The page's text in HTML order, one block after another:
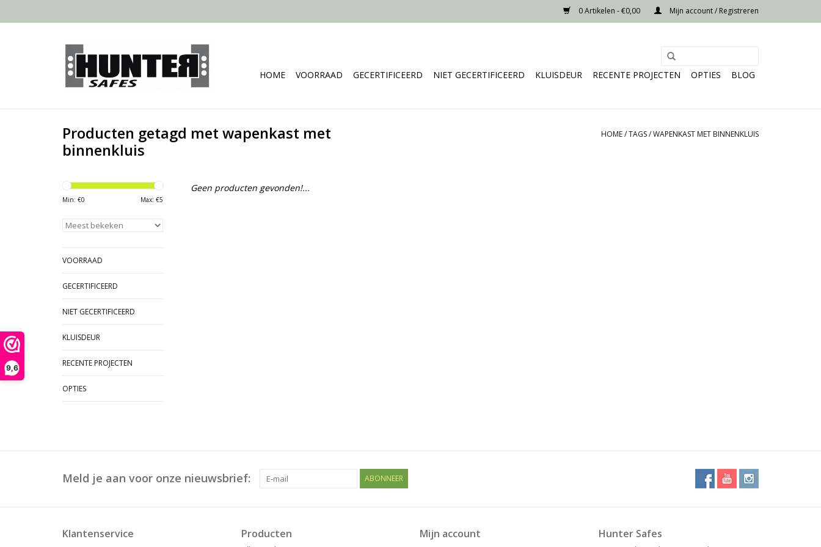
9,6
0 Artikelen - €0,00 Mijn account / Registreren
HOME VOORRAAD GECERTIFICEERD NIET GECERTIFICEERD KLUISDEUR RECENTE PROJECTEN OPTIES BLOG
Producten getagd met wapenkast met
binnenkluis
HOME/TAGS/WAPENKAST MET BINNENKLUIS
Min: €0 Max: €5
VOORRAAD
GECERTIFICEERD
NIET GECERTIFICEERD
KLUISDEUR
RECENTE PROJECTEN
OPTIES
Geen producten gevonden!...
Meld je aan voor onze nieuwsbrief: ABONNEER
Klantenservice Producten Mijn account Hunter Safes